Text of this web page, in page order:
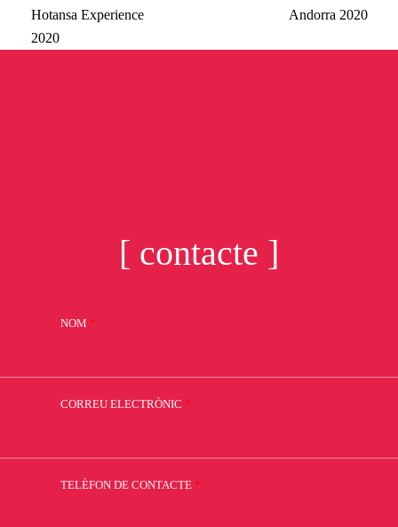
Andorra 2020
Hotansa Experience
2020
[ contacte ]
NOM *
CORREU ELECTRÒNIC *
TELÈFON DE CONTACTE *